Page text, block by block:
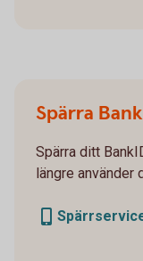
Spärra
Spärra ditt
längre använder